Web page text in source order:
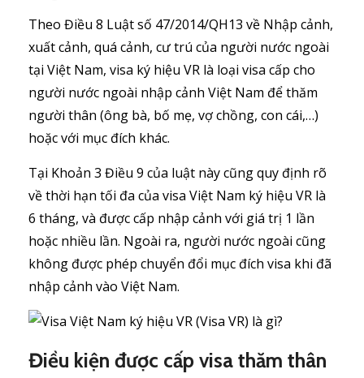
Theo Điều 8 Luật số 47/2014/QH13 về Nhập cảnh,
xuất cảnh, quá cảnh, cư trú của người nước ngoài
tại Việt Nam, visa ký hiệu VR là loại visa cấp cho
người nước ngoài nhập cảnh Việt Nam để thăm
người thân (ông bà, bố mẹ, vợ chồng, con cái,…)
hoặc với mục đích khác.
Tại Khoản 3 Điều 9 của luật này cũng quy định rõ
về thời hạn tối đa của visa Việt Nam ký hiệu VR là
6 tháng, và được cấp nhập cảnh với giá trị 1 lần
hoặc nhiều lần. Ngoài ra, người nước ngoài cũng
không được phép chuyển đổi mục đích visa khi đã
nhập cảnh vào Việt Nam.
Điều kiện được cấp visa thăm thân